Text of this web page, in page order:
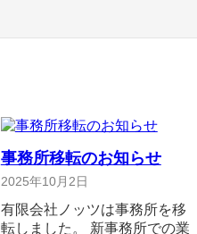
事務所移転のお知らせ
2025年10月2日
有限会社ノッツは事務所を移
転しました。 新事務所での業